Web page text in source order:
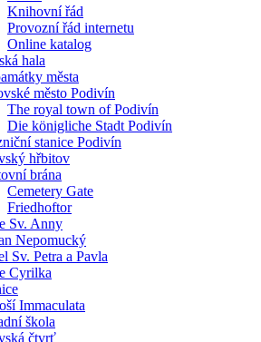
Knihovní řád
Provozní řád internetu
Online katalog
hala
města
město Podivín
The royal town of Podivín
Die königliche Stadt Podivín
stanice Podivín
hřbitov
brána
Cemetery Gate
Friedhoftor
Sv. Anny
Nepomucký
Sv. Petra a Pavla
Cyrilka
Immaculata
škola
čtvrť